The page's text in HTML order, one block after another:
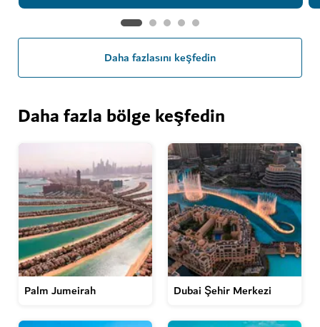
Daha fazlasını keşfedin
Daha fazla bölge keşfedin
Palm Jumeirah Dubai Şehir Merkezi